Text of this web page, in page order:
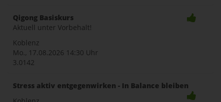
Qigong Basiskurs
Aktuell unter Vorbehalt!
Koblenz
Mo., 17.08.2026 14:30 Uhr
3.0142
Stress aktiv entgegenwirken - In Balance bleiben